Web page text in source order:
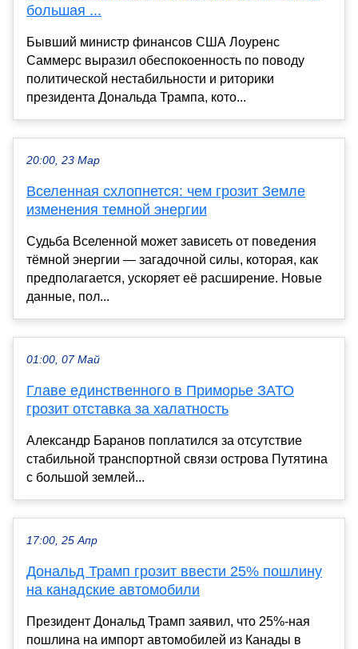
большая ...
Бывший министр финансов США Лоуренс
Саммерс выразил обеспокоенность по поводу
политической нестабильности и риторики
президента Дональда Трампа, кото...
20:00, 23 Мар
Вселенная схлопнется: чем грозит Земле
изменения темной энергии
Судьба Вселенной может зависеть от поведения
тёмной энергии — загадочной силы, которая, как
предполагается, ускоряет её расширение. Новые
данные, пол...
01:00, 07 Май
Главе единственного в Приморье ЗАТО
грозит отставка за халатность
Александр Баранов поплатился за отсутствие
стабильной транспортной связи острова Путятина
с большой землей...
17:00, 25 Апр
Дональд Трамп грозит ввести 25% пошлину
на канадские автомобили
Президент Дональд Трамп заявил, что 25%-ная
пошлина на импорт автомобилей из Канады в